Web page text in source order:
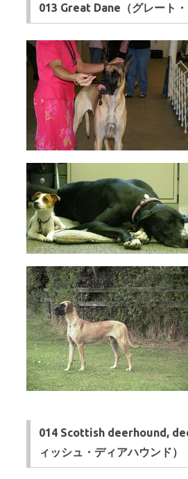
013 Great Dane（グレート・
014 Scottish deerhound,
ィッシュ・ディアハウンド）